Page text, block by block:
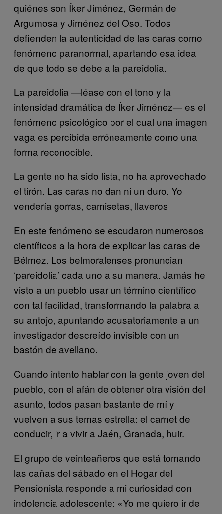
quiénes son Íker Jiménez, Germán de
Argumosa y Jiménez del Oso. Todos
defienden la autenticidad de las caras como
fenómeno paranormal, apartando esa idea
de que todo se debe a la pareidolia.
La pareidolia —léase con el tono y la
intensidad dramática de Íker Jiménez— es el
fenómeno psicológico por el cual una imagen
vaga es percibida erróneamente como una
forma reconocible.
La gente no ha sido lista, no ha aprovechado
el tirón. Las caras no dan ni un duro. Yo
vendería gorras, camisetas, llaveros
En este fenómeno se escudaron numerosos
científicos a la hora de explicar las caras de
Bélmez. Los belmoralenses pronuncian
‘pareidolia’ cada uno a su manera. Jamás he
visto a un pueblo usar un término científico
con tal facilidad, transformando la palabra a
su antojo, apuntando acusatoriamente a un
investigador descreído invisible con un
bastón de avellano.
Cuando intento hablar con la gente joven del
pueblo, con el afán de obtener otra visión del
asunto, todos pasan bastante de mí y
vuelven a sus temas estrella: el carnet de
conducir, ir a vivir a Jaén, Granada, huir.
El grupo de veinteañeros que está tomando
las cañas del sábado en el Hogar del
Pensionista responde a mi curiosidad con
indolencia adolescente: «Yo me quiero ir de